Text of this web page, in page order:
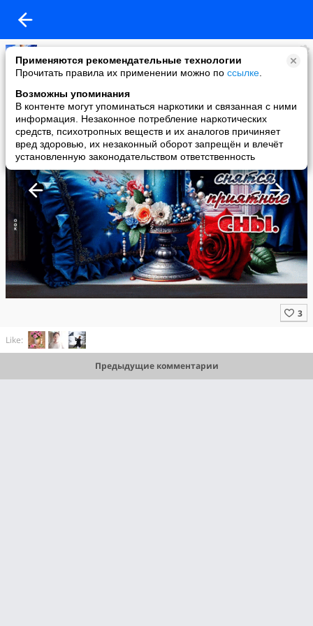
Применяются рекомендательные технологии
Прочитать правила их применении можно по ссылке
Возможны упоминания
В контенте могут упоминаться наркотики и связанная с ними
информация. Незаконное потребление наркотических
средств, психотропных веществ и их аналогов причиняет
вред здоровью, их незаконный оборот запрещён и влечёт
установленную законодательством ответственность
Копилочка: все самое интересное,полезное, красивое!!!
added a photo
08 May в 13:03
Like:
Предыдущие комментарии